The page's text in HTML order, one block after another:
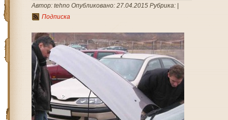
Автор: tehno Опубликовано: 27.04.2015 Рубрика: |
Подписка